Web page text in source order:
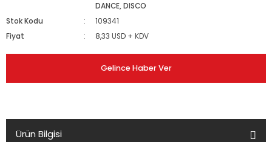
DANCE, DISCO
Stok Kodu
109341
Fiyat
8,33 USD + KDV
Gelince Haber Ver
Ürün Bilgisi